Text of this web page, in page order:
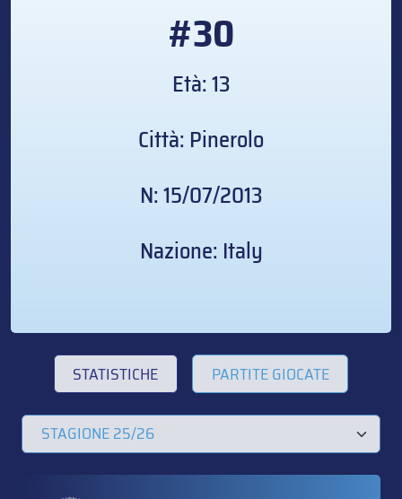
#30
Età: 13
Città: Pinerolo
N: 15/07/2013
Nazione: Italy
STATISTICHE PARTITE GIOCATE